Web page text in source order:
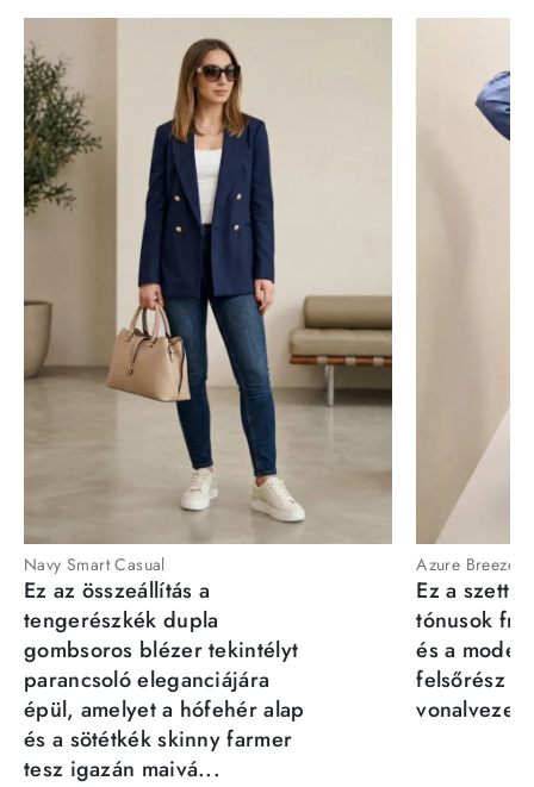
Navy Smart Casual
Ez az összeállítás a
tengerészkék dupla
gombsoros blézer tekintélyt
parancsoló eleganciájára
épül, amelyet a hófehér alap
és a sötétkék skinny farmer
tesz igazán maivá...
Azure Breeze
Ez a szett
tónusok
és a
felsőrész